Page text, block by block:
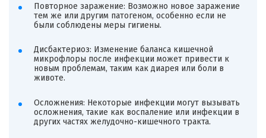
Повторное заражение: Возможно новое заражение
тем же или другим патогеном, особенно если не
были соблюдены меры гигиены.
Дисбактериоз: Изменение баланса кишечной
микрофлоры после инфекции может привести к
новым проблемам, таким как диарея или боли в
животе.
Осложнения: Некоторые инфекции могут вызывать
осложнения, такие как воспаление или инфекции в
других частях желудочно-кишечного тракта.